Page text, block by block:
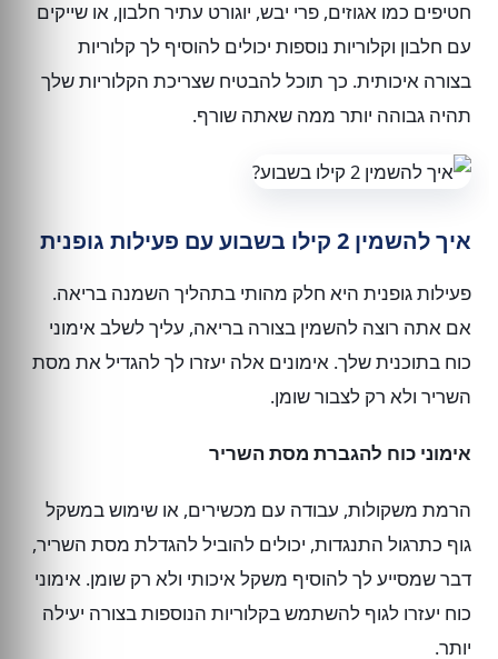
חטיפים כמו אגוזים, פרי יבש, יוגורט עתיר חלבון, או שייקים
עם חלבון וקלוריות נוספות יכולים להוסיף לך קלוריות
בצורה איכותית. כך תוכל להבטיח שצריכת הקלוריות שלך
תהיה גבוהה יותר ממה שאתה שורף.
איך להשמין 2 קילו בשבוע עם פעילות גופנית
פעילות גופנית היא חלק מהותי בתהליך השמנה בריאה.
אם אתה רוצה להשמין בצורה בריאה, עליך לשלב אימוני
כוח בתוכנית שלך. אימונים אלה יעזרו לך להגדיל את מסת
השריר ולא רק לצבור שומן.
אימוני כוח להגברת מסת השריר
הרמת משקולות, עבודה עם מכשירים, או שימוש במשקל
גוף כתרגול התנגדות, יכולים להוביל להגדלת מסת השריר,
דבר שמסייע לך להוסיף משקל איכותי ולא רק שומן. אימוני
כוח יעזרו לגוף להשתמש בקלוריות הנוספות בצורה יעילה
יותר.